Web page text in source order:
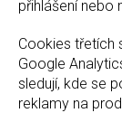
přihlášení nebo
Cookies třetích
Google
sledují, kde se
reklamy na